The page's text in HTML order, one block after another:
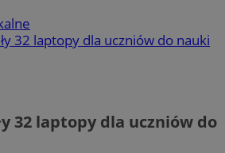
32 laptopy dla uczniów do nauki
32 laptopy dla uczniów do